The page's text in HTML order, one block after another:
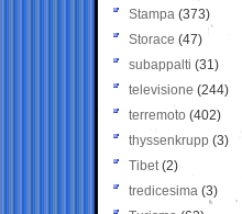
Stampa (373)
Storace (47)
subappalti (31)
televisione(244)
terremoto (402)
thyssenkrupp (3)
Tibet(2)
tredicesima (3)